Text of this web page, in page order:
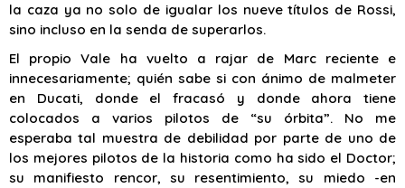
la caza ya no solo de igualar los nueve títulos de Rossi,
sino incluso en la senda de superarlos.
El propio Vale ha vuelto a rajar de Marc reciente e
innecesariamente; quién sabe si con ánimo de malmeter
en Ducati, donde el fracasó y donde ahora tiene
colocados a varios pilotos de “su órbita”. No me
esperaba tal muestra de debilidad por parte de uno de
los mejores pilotos de la historia como ha sido el Doctor;
su manifiesto rencor, su resentimiento, su miedo -en